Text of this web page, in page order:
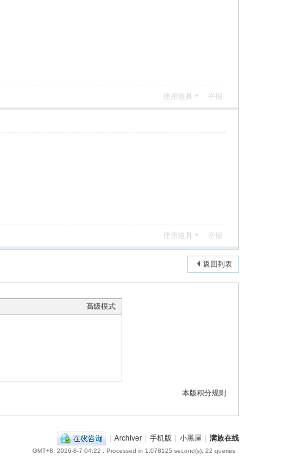
使用道具 举报
使用道具 举报
返回列表
高级模式
本版积分规则
| Archiver | 手机版 | 小黑屋 | 满族在线
GMT+8, 2026-8-7 04:22 , Processed in 1.078125 second(s), 22 queries .